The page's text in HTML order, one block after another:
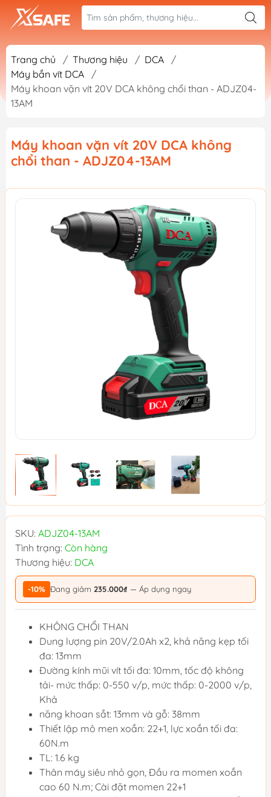
Trang chủ / Thương hiệu / DCA
/
Máy bắn vít DCA
/
Máy khoan vặn vít 20V DCA không chổi than - ADJZ04-
13AM
Máy khoan vặn vít 20V DCA không
chổi than - ADJZ04-13AM
SKU: ADJZ04-13AM
Tình trạng: Còn hàng
Thương hiệu: DCA
-10% Đang giảm 235.000₫ — Áp dụng ngay
KHÔNG CHỔI THAN
Dung lượng pin 20V/2.0Ah x2, khả năng kẹp tối
đa: 13mm
Đường kính mũi vít tối đa: 10mm, tốc độ không
tải- mức thấp: 0-550 v/p, mức thấp: 0-2000 v/p,
Khả
năng khoan sắt: 13mm và gỗ: 38mm
Thiết lập mô men xoắn: 22+1, lực xoắn tối đa:
60N.m
TL: 1.6 kg
Thân máy siêu nhỏ gọn, Đầu ra momen xoắn
cao 60 N.m; Cài đặt momen 22+1